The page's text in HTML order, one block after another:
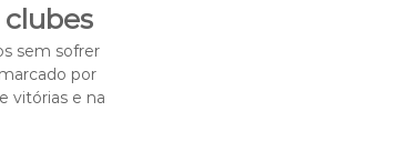
sem sofrer
por
vitórias e na